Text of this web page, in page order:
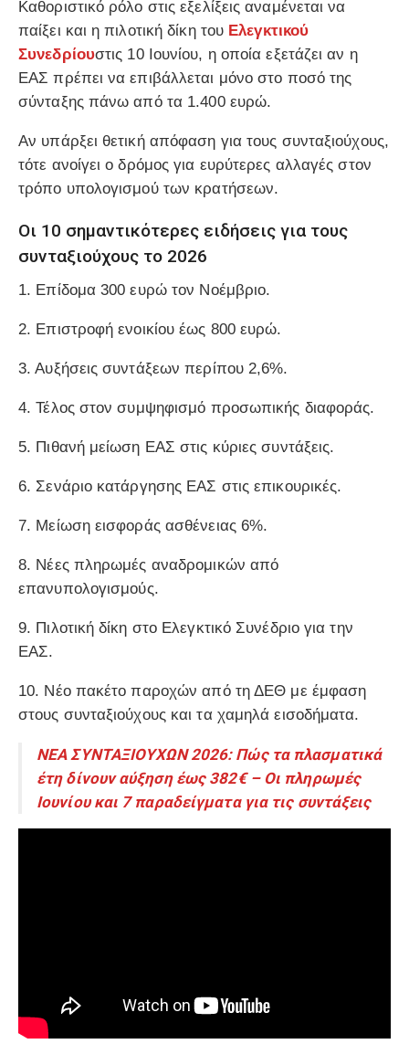
Καθοριστικό ρόλο στις εξελίξεις αναμένεται να
παίξει και η πιλοτική δίκη του Ελεγκτικού
Συνεδρίουστις 10 Ιουνίου, η οποία εξετάζει αν η
ΕΑΣ πρέπει να επιβάλλεται μόνο στο ποσό της
σύνταξης πάνω από τα 1.400 ευρώ.
Αν υπάρξει θετική απόφαση για τους συνταξιούχους,
τότε ανοίγει ο δρόμος για ευρύτερες αλλαγές στον
τρόπο υπολογισμού των κρατήσεων.
Οι 10 σημαντικότερες ειδήσεις για τους
συνταξιούχους το 2026
1. Επίδομα 300 ευρώ τον Νοέμβριο.
2. Επιστροφή ενοικίου έως 800 ευρώ.
3. Αυξήσεις συντάξεων περίπου 2,6%.
4. Τέλος στον συμψηφισμό προσωπικής διαφοράς.
5. Πιθανή μείωση ΕΑΣ στις κύριες συντάξεις.
6. Σενάριο κατάργησης ΕΑΣ στις επικουρικές.
7. Μείωση εισφοράς ασθένειας 6%.
8. Νέες πληρωμές αναδρομικών από
επανυπολογισμούς.
9. Πιλοτική δίκη στο Ελεγκτικό Συνέδριο για την
ΕΑΣ.
10. Νέο πακέτο παροχών από τη ΔΕΘ με έμφαση
στους συνταξιούχους και τα χαμηλά εισοδήματα.
ΝΕΑ ΣΥΝΤΑΞΙΟΥΧΩΝ 2026: Πώς τα πλασματικά
έτη δίνουν αύξηση έως 382€ – Οι πληρωμές
Ιουνίου και 7 παραδείγματα για τις συντάξεις